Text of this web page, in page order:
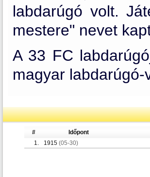
labdarúgó volt.
mestere" nevet
A 33 FC
magyar
# Időpont
1.
1915 (05-30)